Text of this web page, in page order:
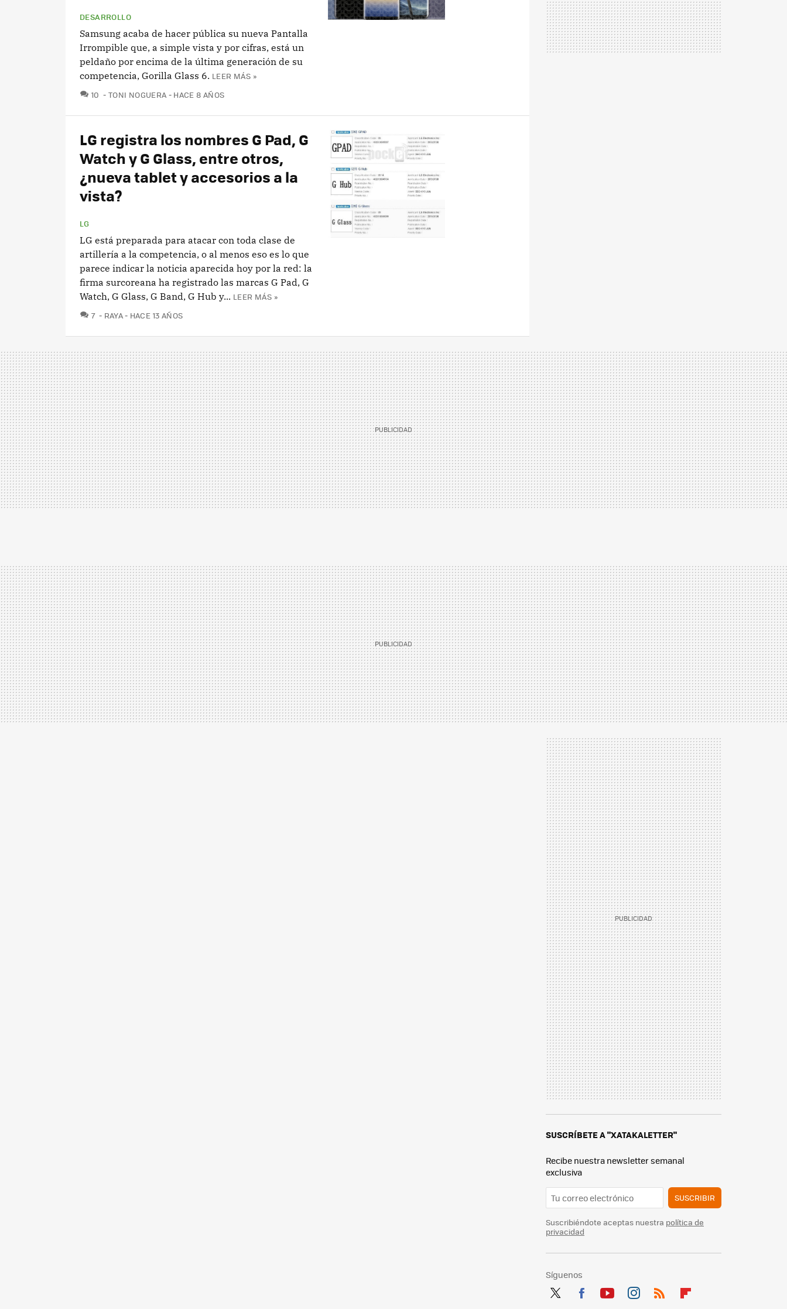
DESARROLLO
Samsung acaba de hacer pública su nueva Pantalla
Irrompible que, a simple vista y por cifras, está un
peldaño por encima de la última generación de su
competencia, Gorilla Glass 6. LEER MÁS »
10 COMENTARIOS
TONI NOGUERA HACE 8 AÑOS
LG registra los nombres G Pad, G
Watch y G Glass, entre otros,
¿nueva tablet y accesorios a la
vista?
LG
LG está preparada para atacar con toda clase de
artillería a la competencia, o al menos eso es lo que
parece indicar la noticia aparecida hoy por la red: la
firma surcoreana ha registrado las marcas G Pad, G
Watch, G Glass, G Band, G Hub y... LEER MÁS »
7 COMENTARIOS
RAYA HACE 13 AÑOS
SUSCRÍBETE A "XATAKALETTER"
Recibe nuestra newsletter semanal
exclusiva
SUSCRIBIR
Suscribiéndote aceptas nuestra política de
privacidad
Síguenos